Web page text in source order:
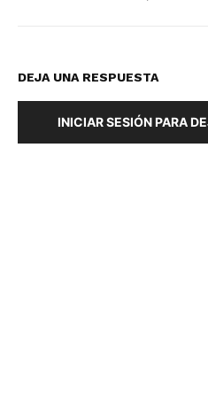
DEJA UNA RESPUESTA
INICIAR SESIÓN PARA